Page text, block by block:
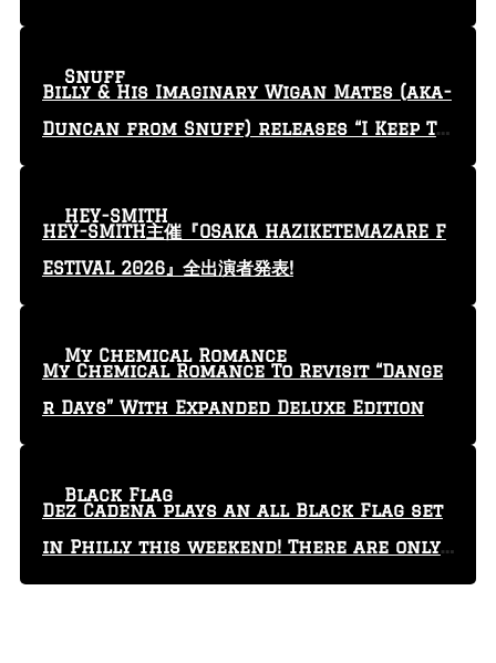
Billy & His Imaginary Wigan Mates (aka-
Duncan from Snuff) releases “I Keep Tr
Snuff
HEY-SMITH主催『OSAKA HAZIKETEMAZARE F
ESTIVAL 2026』全出演者発表!
HEY-SMITH
My Chemical Romance To Revisit “Dange
r Days” With Expanded Deluxe Edition
My Chemical Romance
Dez Cadena plays an all Black Flag set
in Philly this weekend! There are only
29 tickets left!
Black Flag